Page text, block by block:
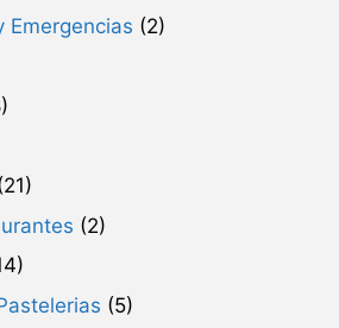
Emergencias (2)
(2)
(5)